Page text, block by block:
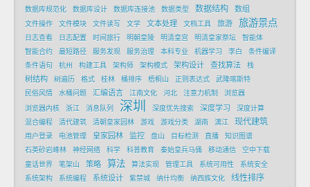
数据库规范化
数据库设计 数据库连接池 数据类型 数据结构 数组
文件操作 文件模块 文件读写 文学 文本处理 文档工具 旅游 旅游景点
日志查看 日志配置 时间旅行 明朝皇陵 明清皇宫 明清皇家祭坛
智能体
智能合约
最短路径 服务发现 服务治理 本科专业 机器学习 李白
条件编译
条件语句
杭州 构建工具 架构师 架构模式 架构设计 查找算法 栈
树结构 树遍历 格式 桂林 桶排序 梧桐山 正则表达式
武隆喀斯特
民俗风情
水桶问题 汇编语言 江南文化 河北 注意力机制
浏览器
浏览器内核
浙江 消息队列 深圳 深度优先搜索 深度学习
深度计算
混合编程
清代建筑 清朝皇家园林 游戏 游戏分类 湖南 漓江 现代建筑
用户登录 电池管理 皇家园林 监控 盘山 目标检测 直播
知识图谱
石英砂岩峰林
神经网络 科学 科普教育 秦始皇兵马俑 移动通信
空中下载
童话世界
笔架山 策略 算法 算法实现 管理工具 系统可用性
系统安全
系统架构
系统编程 系统设计 紫禁城 纳什均衡 纳西族文化 线性排序